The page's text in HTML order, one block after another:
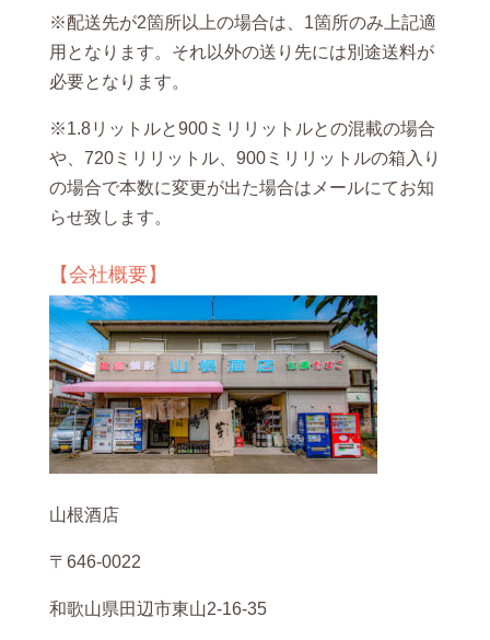
※配送先が2箇所以上の場合は、1箇所のみ上記適
用となります。それ以外の送り先には別途送料が
必要となります。
※1.8リットルと900ミリリットルとの混載の場合
や、720ミリリットル、900ミリリットルの箱入り
の場合で本数に変更が出た場合はメールにてお知
らせ致します。
【会社概要】
山根酒店
〒646-0022
和歌山県田辺市東山2-16-35